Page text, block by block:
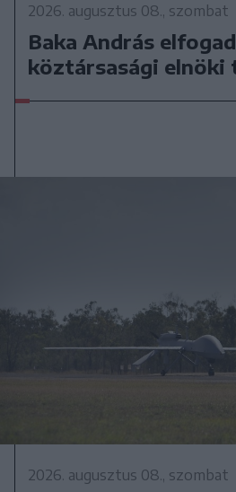
2026. augusztus 08., szombat
Baka András
köztársasági elnöki
2026. augusztus 08., szombat